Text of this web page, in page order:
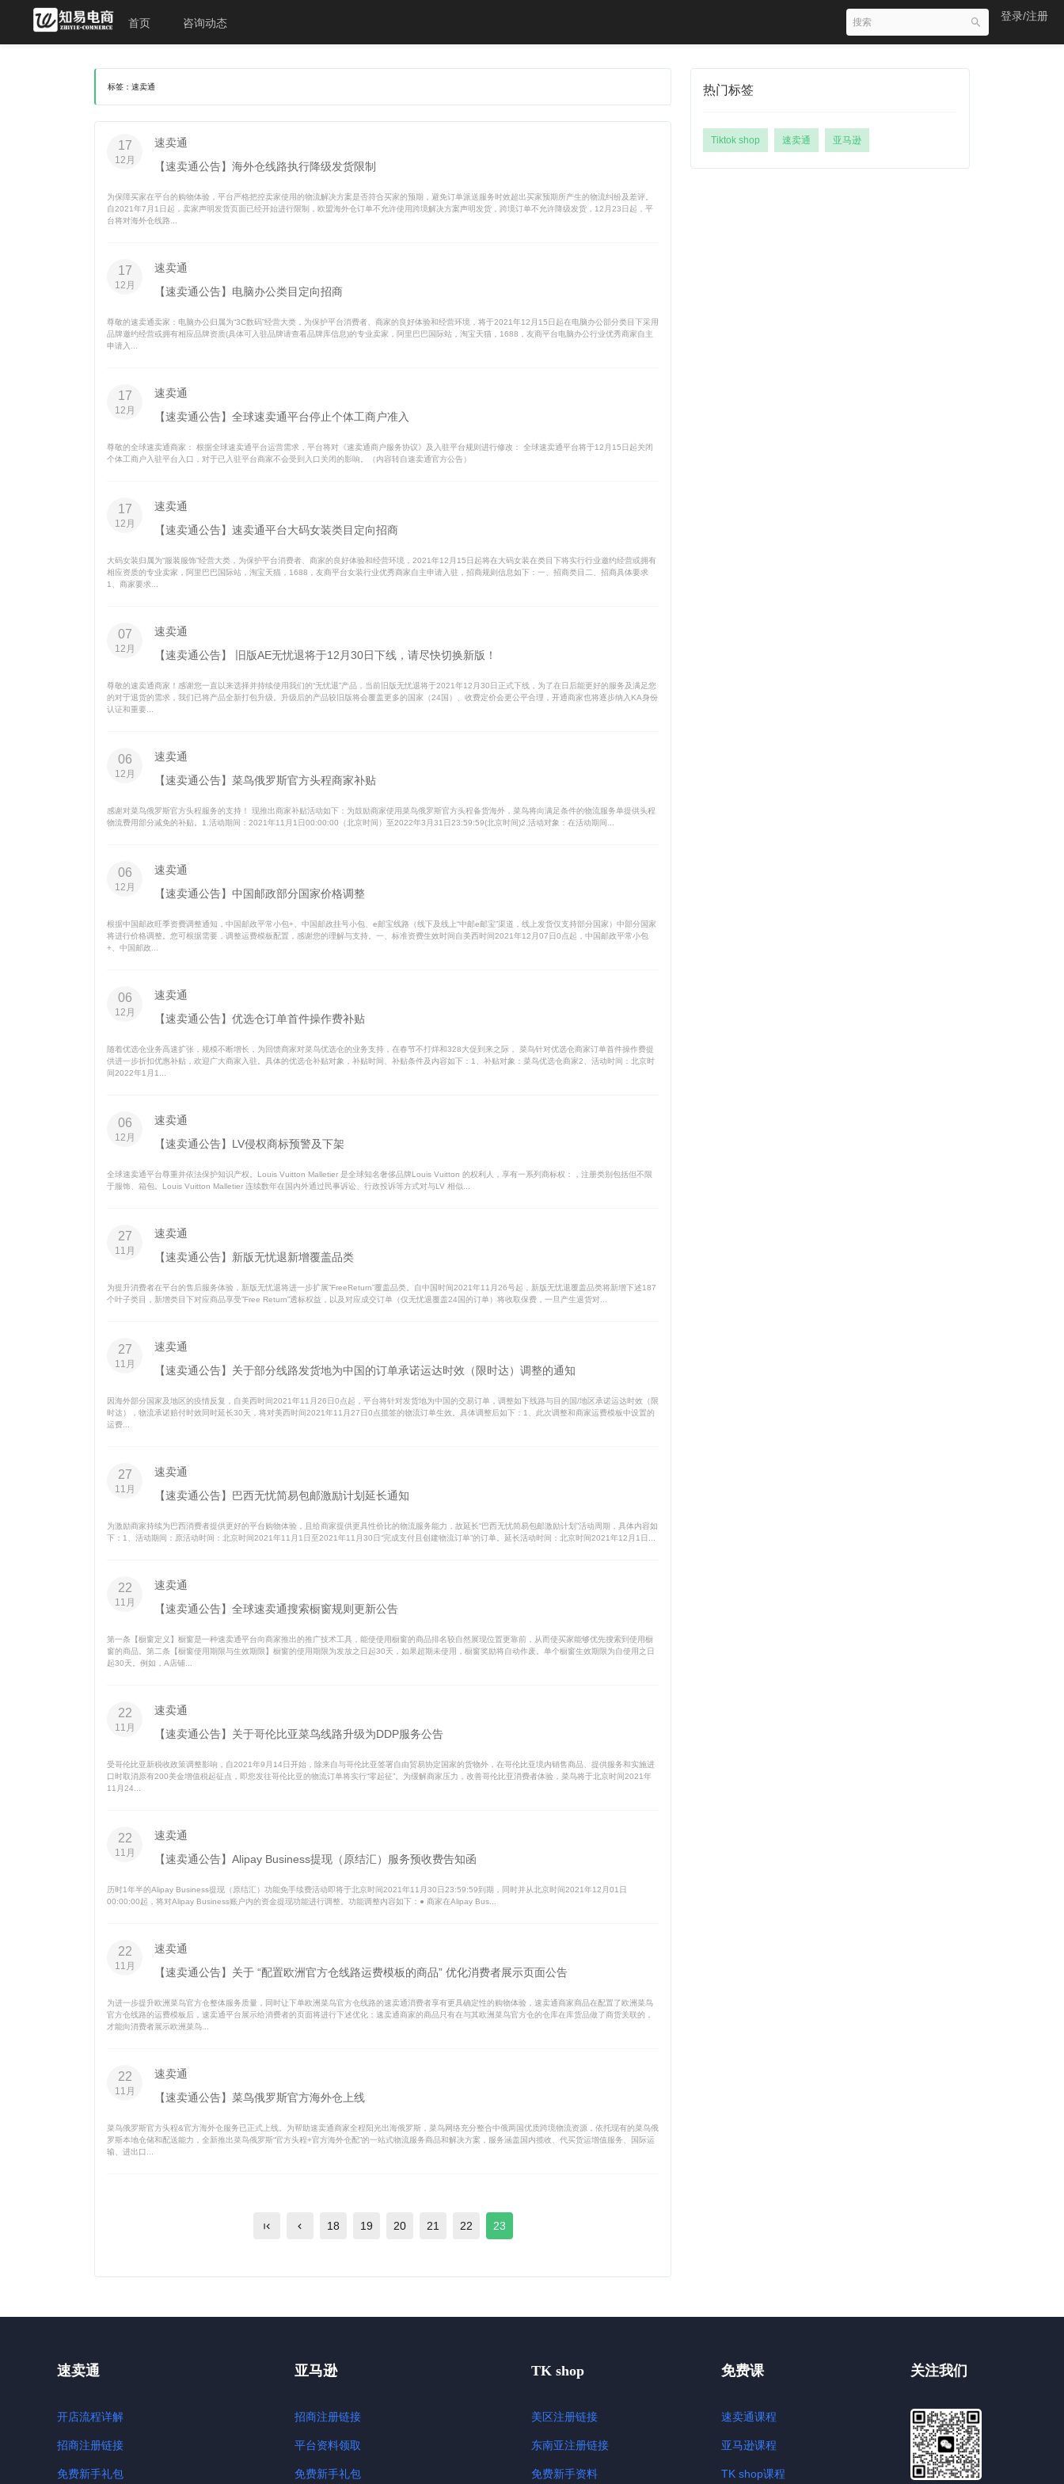
首页 咨询动态
登录/注册
标签：速卖通
17
12月
速卖通
【速卖通公告】海外仓线路执行降级发货限制
为保障买家在平台的购物体验，平台严格把控卖家使用的物流解决方案是否符合买家的预期，避免订单派送服务时效超出买家预期所产生的物流纠纷及差评。
自2021年7月1日起，卖家声明发货页面已经开始进行限制，欧盟海外仓订单不允许使用跨境解决方案声明发货，跨境订单不允许降级发货，12月23日起，平
台将对海外仓线路...
17
12月
速卖通
【速卖通公告】电脑办公类目定向招商
尊敬的速卖通卖家：电脑办公归属为“3C数码”经营大类，为保护平台消费者、商家的良好体验和经营环境，将于2021年12月15日起在电脑办公部分类目下采用
品牌邀约经营或拥有相应品牌资质(具体可入驻品牌请查看品牌库信息)的专业卖家，阿里巴巴国际站，淘宝天猫，1688，友商平台电脑办公行业优秀商家自主
申请入...
17
12月
速卖通
【速卖通公告】全球速卖通平台停止个体工商户准入
尊敬的全球速卖通商家： 根据全球速卖通平台运营需求，平台将对《速卖通商户服务协议》及入驻平台规则进行修改： 全球速卖通平台将于12月15日起关闭
个体工商户入驻平台入口，对于已入驻平台商家不会受到入口关闭的影响。（内容转自速卖通官方公告）
17
12月
速卖通
【速卖通公告】速卖通平台大码女装类目定向招商
大码女装归属为“服装服饰”经营大类，为保护平台消费者、商家的良好体验和经营环境，2021年12月15日起将在大码女装在类目下将实行行业邀约经营或拥有
相应资质的专业卖家，阿里巴巴国际站，淘宝天猫，1688，友商平台女装行业优秀商家自主申请入驻，招商规则信息如下：一、招商类目二、招商具体要求
1、商家要求...
07
12月
速卖通
【速卖通公告】 旧版AE无忧退将于12月30日下线，请尽快切换新版！
尊敬的速卖通商家！感谢您一直以来选择并持续使用我们的“无忧退”产品，当前旧版无忧退将于2021年12月30日正式下线，为了在日后能更好的服务及满足您
的对于退货的需求，我们已将产品全新打包升级。升级后的产品较旧版将会覆盖更多的国家（24国）、收费定价会更公平合理，开通商家也将逐步纳入KA身份
认证和重要...
06
12月
速卖通
【速卖通公告】菜鸟俄罗斯官方头程商家补贴
感谢对菜鸟俄罗斯官方头程服务的支持！ 现推出商家补贴活动如下：为鼓励商家使用菜鸟俄罗斯官方头程备货海外，菜鸟将向满足条件的物流服务单提供头程
物流费用部分减免的补贴。1.活动期间：2021年11月1日00:00:00（北京时间）至2022年3月31日23:59:59(北京时间)2.活动对象：在活动期间...
06
12月
速卖通
【速卖通公告】中国邮政部分国家价格调整
根据中国邮政旺季资费调整通知，中国邮政平常小包+、中国邮政挂号小包、e邮宝线路（线下及线上“中邮e邮宝”渠道，线上发货仅支持部分国家）中部分国家
将进行价格调整。您可根据需要，调整运费模板配置，感谢您的理解与支持。一、标准资费生效时间自美西时间2021年12月07日0点起，中国邮政平常小包
+、中国邮政...
06
12月
速卖通
【速卖通公告】优选仓订单首件操作费补贴
随着优选仓业务高速扩张，规模不断增长，为回馈商家对菜鸟优选仓的业务支持，在春节不打烊和328大促到来之际， 菜鸟针对优选仓商家订单首件操作费提
供进一步折扣优惠补贴，欢迎广大商家入驻。具体的优选仓补贴对象，补贴时间、补贴条件及内容如下：1、补贴对象：菜鸟优选仓商家2、活动时间：北京时
间2022年1月1...
06
12月
速卖通
【速卖通公告】LV侵权商标预警及下架
全球速卖通平台尊重并依法保护知识产权。Louis Vuitton Malletier 是全球知名奢侈品牌Louis Vuitton 的权利人，享有一系列商标权：，注册类别包括但不限
于服饰、箱包。Louis Vuitton Malletier 连续数年在国内外通过民事诉讼、行政投诉等方式对与LV 相似...
27
11月
速卖通
【速卖通公告】新版无忧退新增覆盖品类
为提升消费者在平台的售后服务体验，新版无忧退将进一步扩展”FreeReturn”覆盖品类。自中国时间2021年11月26号起，新版无忧退覆盖品类将新增下述187
个叶子类目，新增类目下对应商品享受”Free Return”透标权益，以及对应成交订单（仅无忧退覆盖24国的订单）将收取保费，一旦产生退货对...
27
11月
速卖通
【速卖通公告】关于部分线路发货地为中国的订单承诺运达时效（限时达）调整的通知
因海外部分国家及地区的疫情反复，自美西时间2021年11月26日0点起，平台将针对发货地为中国的交易订单，调整如下线路与目的国/地区承诺运达时效（限
时达），物流承诺赔付时效同时延长30天，将对美西时间2021年11月27日0点揽签的物流订单生效。具体调整后如下：1、此次调整和商家运费模板中设置的
运费...
27
11月
速卖通
【速卖通公告】巴西无忧简易包邮激励计划延长通知
为激励商家持续为巴西消费者提供更好的平台购物体验，且给商家提供更具性价比的物流服务能力，故延长“巴西无忧简易包邮激励计划”活动周期，具体内容如
下：1、活动期间：原活动时间：北京时间2021年11月1日至2021年11月30日“完成支付且创建物流订单”的订单。延长活动时间：北京时间2021年12月1日...
22
11月
速卖通
【速卖通公告】全球速卖通搜索橱窗规则更新公告
第一条【橱窗定义】橱窗是一种速卖通平台向商家推出的推广技术工具，能使使用橱窗的商品排名较自然展现位置更靠前，从而使买家能够优先搜索到使用橱
窗的商品。第二条【橱窗使用期限与生效期限】橱窗的使用期限为发放之日起30天，如果超期未使用，橱窗奖励将自动作废。单个橱窗生效期限为自使用之日
起30天。例如，A店铺...
22
11月
速卖通
【速卖通公告】关于哥伦比亚菜鸟线路升级为DDP服务公告
受哥伦比亚新税收政策调整影响，自2021年9月14日开始，除来自与哥伦比亚签署自由贸易协定国家的货物外，在哥伦比亚境内销售商品、提供服务和实施进
口时取消原有200美金增值税起征点，即您发往哥伦比亚的物流订单将实行“零起征”。为缓解商家压力，改善哥伦比亚消费者体验，菜鸟将于北京时间2021年
11月24...
22
11月
速卖通
【速卖通公告】Alipay Business提现（原结汇）服务预收费告知函
历时1年半的Alipay Business提现（原结汇）功能免手续费活动即将于北京时间2021年11月30日23:59:59到期，同时并从北京时间2021年12月01日
00:00:00起，将对Alipay Business账户内的资金提现功能进行调整。功能调整内容如下：● 商家在Alipay Bus...
22
11月
速卖通
【速卖通公告】关于 “配置欧洲官方仓线路运费模板的商品” 优化消费者展示页面公告
为进一步提升欧洲菜鸟官方仓整体服务质量，同时让下单欧洲菜鸟官方仓线路的速卖通消费者享有更具确定性的购物体验，速卖通商家商品在配置了欧洲菜鸟
官方仓线路的运费模板后，速卖通平台展示给消费者的页面将进行下述优化：速卖通商家的商品只有在与其欧洲菜鸟官方仓的仓库在库货品做了商货关联的，
才能向消费者展示欧洲菜鸟...
22
11月
速卖通
【速卖通公告】菜鸟俄罗斯官方海外仓上线
菜鸟俄罗斯官方头程&官方海外仓服务已正式上线。为帮助速卖通商家全程阳光出海俄罗斯，菜鸟网络充分整合中俄两国优质跨境物流资源，依托现有的菜鸟俄
罗斯本地仓储和配送能力，全新推出菜鸟俄罗斯“官方头程+官方海外仓配”的一站式物流服务商品和解决方案，服务涵盖国内揽收、代买货运增值服务、国际运
输、进出口...
18 19 20 21 22 23
热门标签
Tiktok shop 速卖通 亚马逊
速卖通
开店流程详解
招商注册链接
免费新手礼包
亚马逊
招商注册链接
平台资料领取
免费新手礼包
TK shop
美区注册链接
东南亚注册链接
免费新手资料
免费课
速卖通课程
亚马逊课程
TK shop课程
关注我们